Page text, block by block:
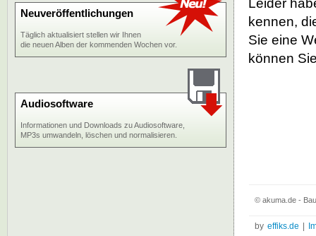
Leider
kennen,
Sie eine
können
Neuveröffentlichungen
Täglich aktualisiert stellen wir Ihnen
die neuen Alben der kommenden Wochen vor.
Audiosoftware
Informationen und Downloads zu Audiosoftware,
MP3s umwandeln, löschen und normalisieren.
© akuma.de -
by effiks.de